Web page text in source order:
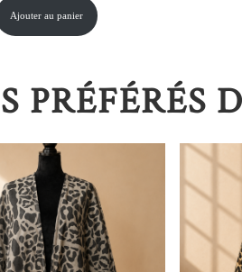
Ajouter au panier
PRÉFÉRÉS